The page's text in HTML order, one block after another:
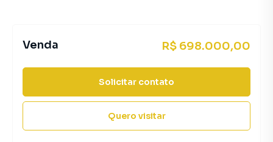
Venda R$ 698.000,00
Solicitar contato
Quero visitar